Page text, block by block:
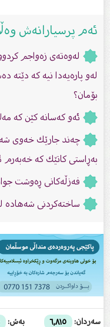
ئەم پرسیارانەش
لەوەتەى زەواجم
لەو پارەیەدا نیە کە دێتە
بۆمان؟
ئەو کەسانە کێن کە
چه‌ند جارێك خه‌وى
به‌ڕاستى كاتێك كه‌ خه‌به‌رم
فەزڵەکانی ڕەوشت
ساختەكردنى شەهادە
سەردان: ٦,٨١٥ بەش: